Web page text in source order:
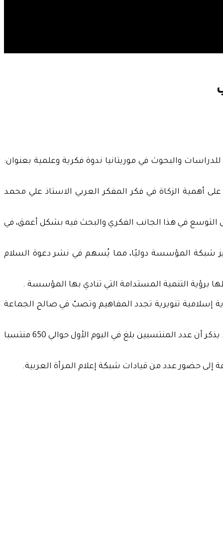
والبحوث في موريتانيا ندوة فكرية وعلمية بعنوان:
أهمية الزكاة في فكر المفكر العربي الاستاذ علي محمد
التوسع في هذا الجانب الفكري والبحث فيه بشكل أعمق، في
شبكة المؤسسة دوليًا، مما يُسهم في نشر دعوة السلام
برؤية التنمية المستدامة التي تنادي بها المؤسسة .
إسلامية تنويرية تجدد المفاهيم وتصبّ في صالح الجماعة
وفي ختام الفعالية، أُطلقت عمليًا حملة انتساب 10 مليون منتسب للمؤسسة، حيث تم توزيع بطاقات العضوية على الحضور. يذكر أن عدد المنتسبين بلغ في اليوم الأول حوالي 650 منتسبا
حضور عدد من قيادات شبكة إعلام المرأة العربية.